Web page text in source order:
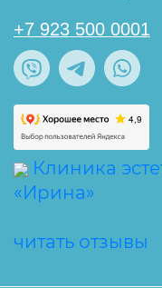
+7 923 500 0001
Клиника
«Ирина»
читать отзывы